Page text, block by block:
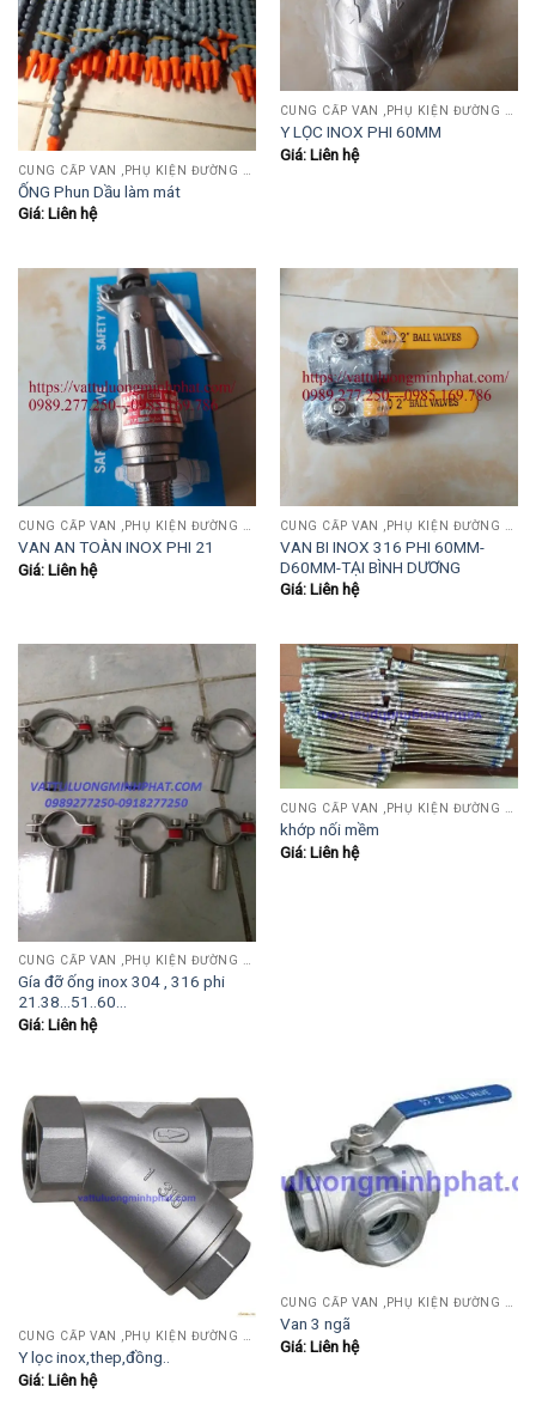
ỐNG Phun Dầu làm mát
Giá: Liên hệ
Y LỌC INOX PHI 60MM
Giá: Liên hệ
VAN AN TOÀN INOX PHI 21
Giá: Liên hệ
VAN BI INOX 316 PHI 60MM-
D60MM-TẠI BÌNH DƯƠNG
Giá: Liên hệ
CUNG CẤP VAN ,PHỤ KIỆN ĐƯỜNG ỐNG INOX,THÉP.....
Gía đỡ ống inox 304 , 316 phi
21.38…51..60…
Giá: Liên hệ
khớp nối mềm
Giá: Liên hệ
Y lọc inox,thep,đồng..
Giá: Liên hệ
Van 3 ngã
Giá: Liên hệ